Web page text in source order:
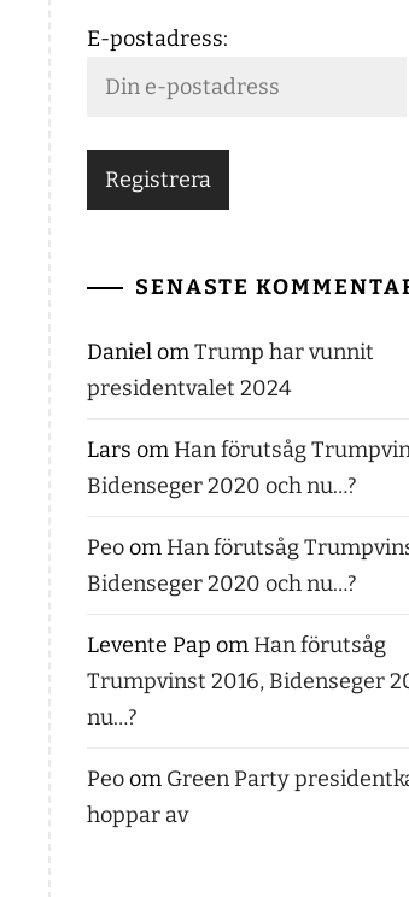
E-postadress:
SENASTE
DanielomTrump har vunnit
presidentvalet 2024
Lars om Han förutsåg
Bidenseger 2020 och nu…?
Peoom Han förutsåg
Bidenseger 2020 och nu…?
Levente Pap om Han förutsåg
Trumpvinst 2016, Bidenseger
nu…?
Peoom Green Party
hoppar av